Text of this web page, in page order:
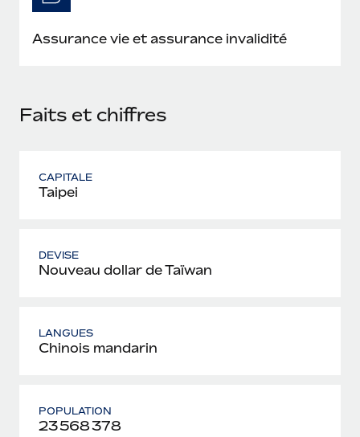
Assurance vie et assurance invalidité
Faits et chiffres
CAPITALE
Taipei
DEVISE
Nouveau dollar de Taïwan
LANGUES
Chinois mandarin
POPULATION
23 568 378